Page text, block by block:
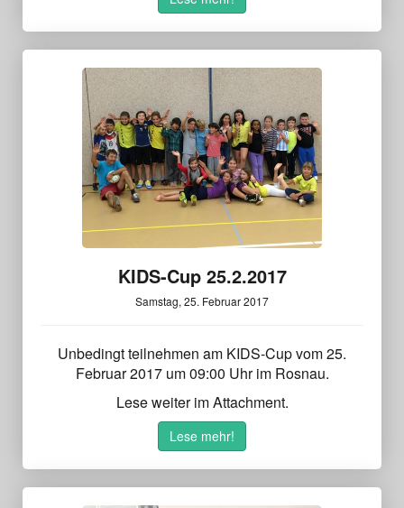
KIDS-Cup 25.2.2017
Samstag, 25. Februar 2017
Unbedingt teilnehmen am KIDS-Cup vom 25.
Februar 2017 um 09:00 Uhr im Rosnau.
Lese weiter im Attachment.
Lese mehr!